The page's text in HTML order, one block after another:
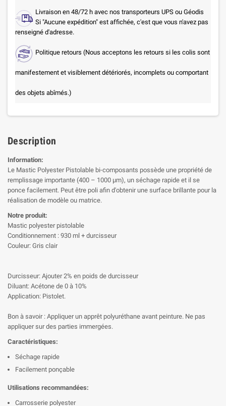
Livraison en 48/72 h avec nos transporteurs UPS ou Géodis
Si "Aucune expédition" est affichée, c'est que vous n'avez pas
renseigné d'adresse.
Politique retours (Nous acceptons les retours si les colis sont
manifestement et visiblement détériorés, incomplets ou comportant
des objets abîmés.)
Description
Information:
Le Mastic Polyester Pistolable bi-composants possède une propriété de
remplissage importante (400 – 1000 μm), un séchage rapide et il se
ponce facilement. Peut être poli afin d'obtenir une surface brillante pour la
réalisation de modèle ou matrice.
Notre produit:
Mastic polyester pistolable
Conditionnement : 930 ml + durcisseur
Couleur: Gris clair
Durcisseur: Ajouter 2% en poids de durcisseur
Diluant: Acétone de 0 à 10%
Application: Pistolet.
Bon à savoir : Appliquer un apprêt polyuréthane avant peinture. Ne pas
appliquer sur des parties immergées.
Caractéristiques:
Séchage rapide
Facilement ponçable
Utilisations recommandées:
Carrosserie polyester